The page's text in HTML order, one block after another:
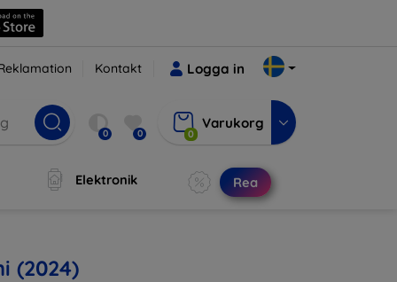
Kontakt Logga in
0 0 0
Varukorg
Elektronik Rea
(2024)